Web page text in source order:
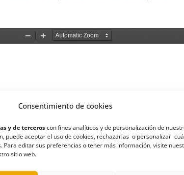
Consentimiento de cookies
y de terceroscon fines analíticos y de personalización de
puede aceptar el uso de cookies, rechazarlas o personalizar
Para editar sus preferencias o tener más información, visite
sitio web.